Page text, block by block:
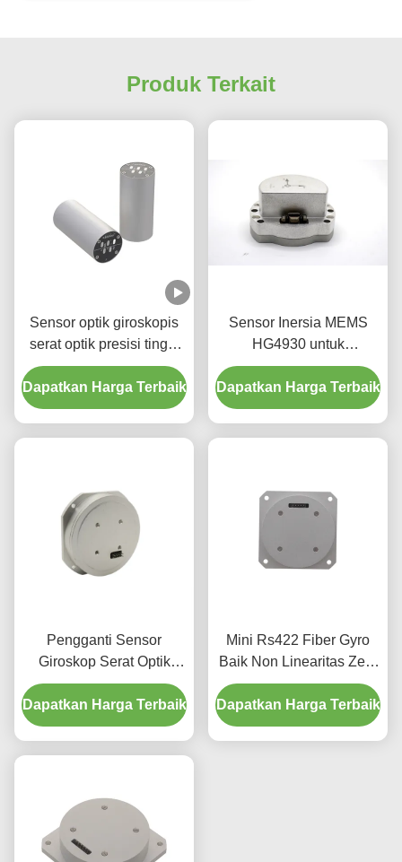
Produk Terkait
Sensor optik giroskopis
serat optik presisi tinggi
tingkat kebisingan rendah
biaya yang wajar
Dapatkan Harga Terbaik
Sensor Inersia MEMS
HG4930 untuk
Penginderaan Orientasi
Gerakan Presisi
Dapatkan Harga Terbaik
Pengganti Sensor
Giroskop Serat Optik
Terintegrasi Fotoni
Silikon Fizoptika Vg910
Dapatkan Harga Terbaik
Mini Rs422 Fiber Gyro
Baik Non Linearitas Zero
Bias Stabilitas
Dapatkan Harga Terbaik